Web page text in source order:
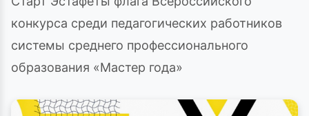
конкурса среди педагогических работников
системы среднего профессионального
образования «Мастер года»